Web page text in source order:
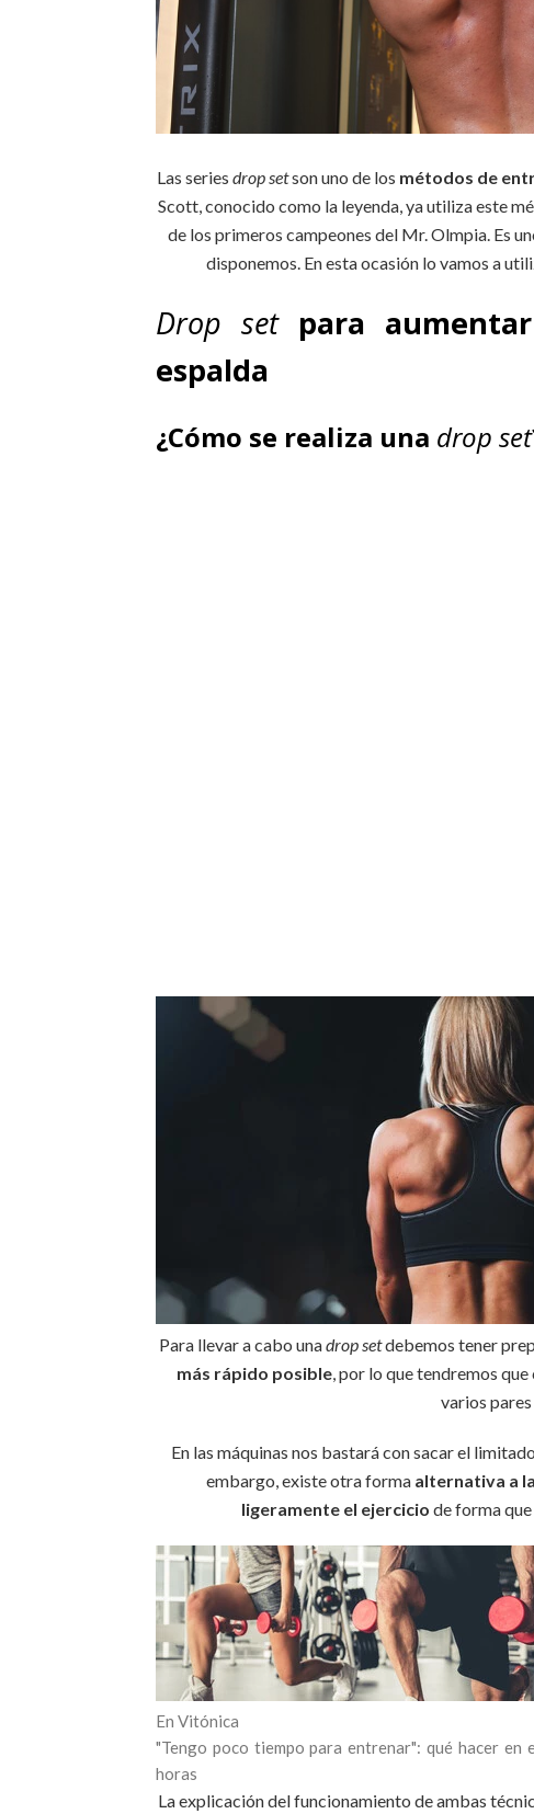
Las series drop setson uno de los métodos de
Scott, conocido como la leyenda, ya utiliza este
de los primeros campeones del Mr. Olmpia. Es
disponemos. En esta ocasión lo vamos a
Drop setpara
espalda
¿Cómo se realiza una drop set
Para llevar a cabo unadrop setdebemos tener
más rápido posible, por lo que tendremos
varios
En las máquinas nos bastará con sacar el
embargo, existe otra forma alternativa a la
ligeramente el ejercicio de forma
En Vitónica
"Tengo poco tiempo para entrenar": qué hacer
horas
La explicación del funcionamiento de ambas